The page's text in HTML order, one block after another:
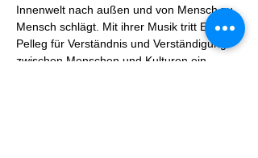
Innenwelt nach außen und von Mensch zu
Mensch schlägt. Mit ihrer Musik tritt Esther
Pelleg für Verständnis und Verständigung
zwischen Menschen und Kulturen ein.